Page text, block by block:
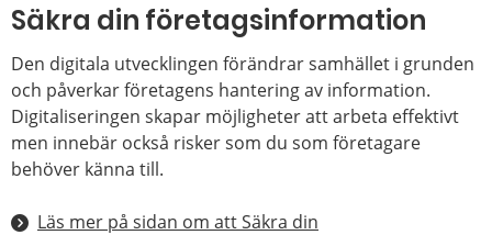
Säkra din företagsinformation
Den digitala utvecklingen förändrar samhället i grunden
och påverkar företagens hantering av information.
Digitaliseringen skapar möjligheter att arbeta effektivt
men innebär också risker som du som företagare
behöver känna till.
Läs mer på sidan om att Säkra din